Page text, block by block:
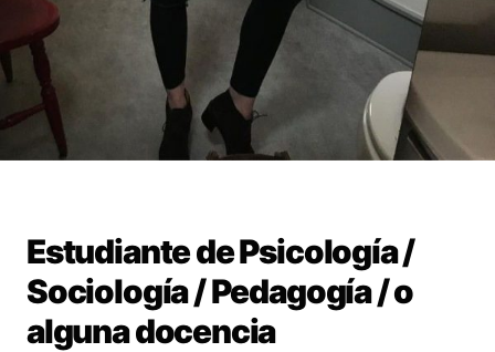
Estudiante de Psicología /
Sociología / Pedagogía / o
alguna docencia